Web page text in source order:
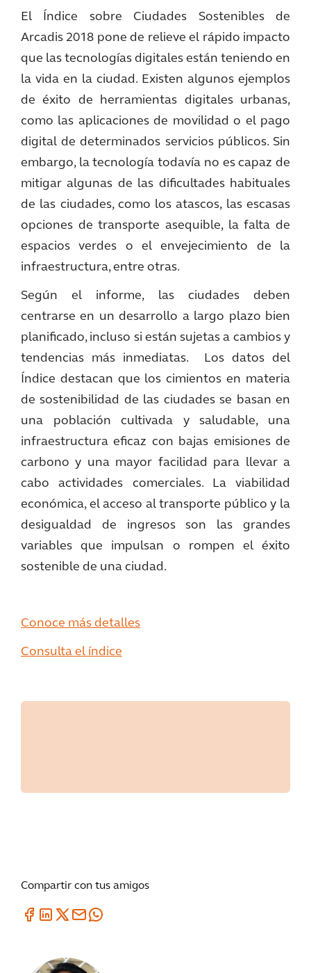
El Índice sobre Ciudades Sostenibles de
Arcadis 2018 pone de relieve el rápido impacto
que las tecnologías digitales están teniendo en
la vida en la ciudad. Existen algunos ejemplos
de éxito de herramientas digitales urbanas,
como las aplicaciones de movilidad o el pago
digital de determinados servicios públicos. Sin
embargo, la tecnología todavía no es capaz de
mitigar algunas de las dificultades habituales
de las ciudades, como los atascos, las escasas
opciones de transporte asequible, la falta de
espacios verdes o el envejecimiento de la
infraestructura, entre otras.
Según el informe, las ciudades deben
centrarse en un desarrollo a largo plazo bien
planificado, incluso si están sujetas a cambios y
tendencias más inmediatas. Los datos del
Índice destacan que los cimientos en materia
de sostenibilidad de las ciudades se basan en
una población cultivada y saludable, una
infraestructura eficaz con bajas emisiones de
carbono y una mayor facilidad para llevar a
cabo actividades comerciales. La viabilidad
económica, el acceso al transporte público y la
desigualdad de ingresos son las grandes
variables que impulsan o rompen el éxito
sostenible de una ciudad.
Conoce más detalles
Consulta el índice
Compartir con tus amigos